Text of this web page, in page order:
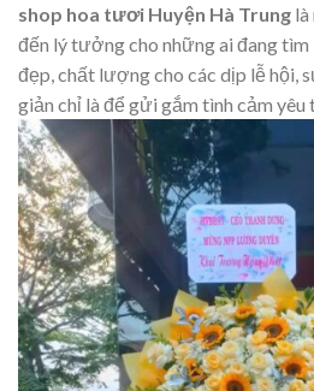
shop hoa tươi Huyện Hà Trung
đến lý tưởng cho những ai đang
đẹp, chất lượng cho các dịp lễ hội,
giản chỉ là để gửi gắm tình cảm